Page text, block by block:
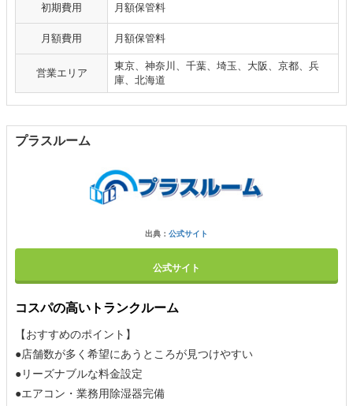
初期費用 月額保管料
月額費用 月額保管料
営業エリア
東京、神奈川、千葉、埼玉、大阪、京都、兵
庫、北海道
プラスルーム
出典： 公式サイト
公式サイト
コスパの高いトランクルーム
【おすすめのポイント】
●店舗数が多く希望にあうところが見つけやすい
●リーズナブルな料金設定
●エアコン・業務用除湿器完備